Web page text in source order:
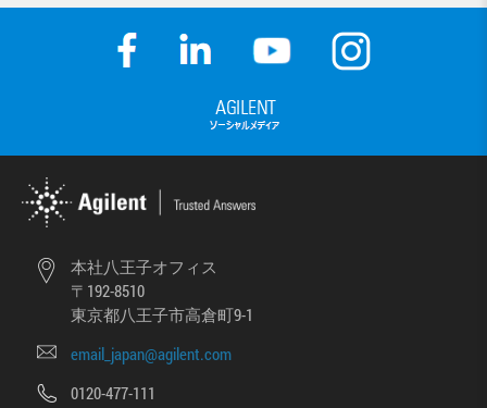
本社八王子オフィス
〒192-8510
東京都八王子市高倉町9-1
email_japan@agilent.com
0120-477-111